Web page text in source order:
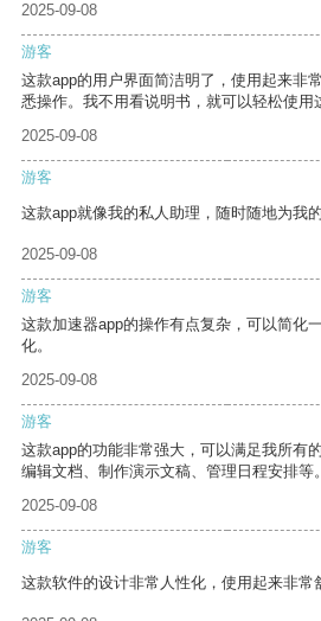
2025-09-08
游客
这款app的用户界面简洁明了，使用起来非
悉操作。我不用看说明书，就可以轻松使用
2025-09-08
游客
这款app就像我的私人助理，随时随地为我
2025-09-08
游客
这款加速器app的操作有点复杂，可以简化
化。
2025-09-08
游客
这款app的功能非常强大，可以满足我所有
编辑文档、制作演示文稿、管理日程安排等。
2025-09-08
游客
这款软件的设计非常人性化，使用起来非常